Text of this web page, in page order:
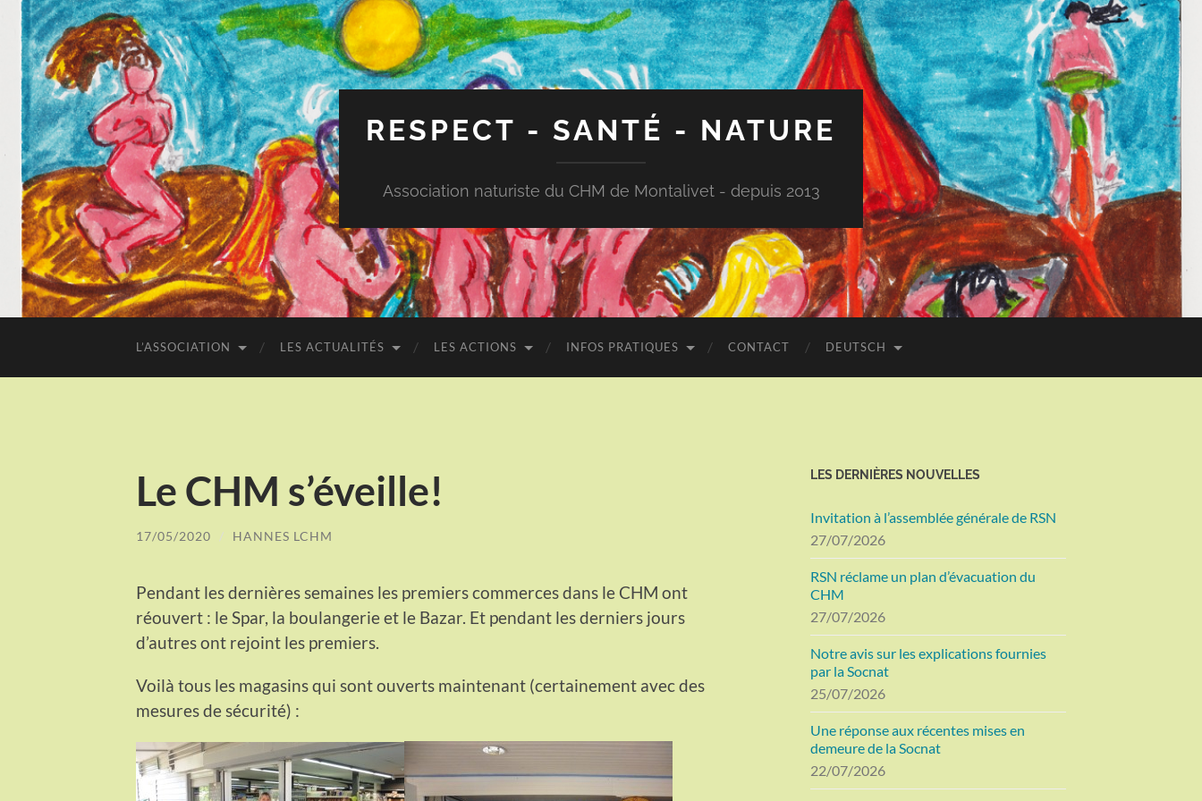
RESPECT - SANTÉ - NATURE
Association naturiste du CHM de Montalivet - depuis 2013
L’ASSOCIATION LES ACTUALITÉS LES ACTIONS INFOS PRATIQUES CONTACT DEUTSCH
Le CHM s’éveille!
17/05/2020 / HANNES LCHM
Pendant les dernières semaines les premiers commerces dans le CHM ont
réouvert : le Spar, la boulangerie et le Bazar. Et pendant les derniers jours
d’autres ont rejoint les premiers.
Voilà tous les magasins qui sont ouverts maintenant (certainement avec des
mesures de sécurité) :
LES DERNIÈRES NOUVELLES
Invitation à l’assemblée générale de RSN
27/07/2026
RSN réclame un plan d’évacuation du
CHM
27/07/2026
Notre avis sur les explications fournies
par la Socnat
25/07/2026
Une réponse aux récentes mises en
demeure de la Socnat
22/07/2026